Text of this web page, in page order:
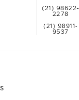
(21) 98622-
2278
(21) 98911-
9537